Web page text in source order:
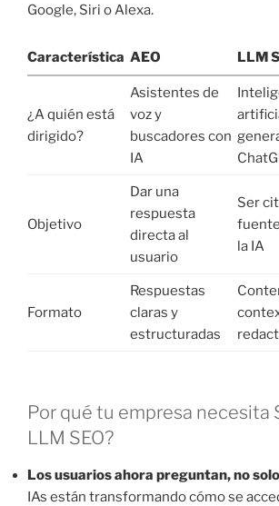
Google, Siri o Alexa.
Característica AEO LLM
¿A quién está
dirigido?
Asistentes de
voz y
buscadores con
IA
Objetivo
Dar una
respuesta
directa al
usuario
Ser
la IA
Formato
Respuestas
claras y
estructuradas
Por qué tu empresa necesita
LLM SEO?
Los usuarios ahora preguntan, no
IAs están transformando cómo se